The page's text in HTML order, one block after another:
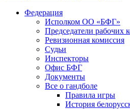
Федерация
Исполком ОО «БФГ»
Председатели рабочих
Ревизионная комиссия
Судьи
Инспекторы
Офис БФГ
Документы
Все о гандболе
Правила игры
История